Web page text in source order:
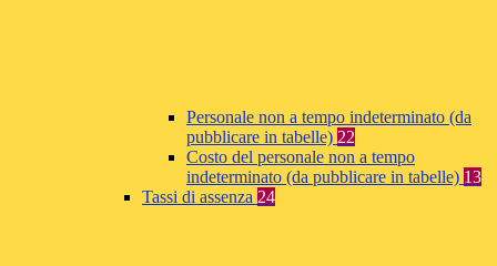
Personale non a tempo indeterminato (da
pubblicare in tabelle) 22
Costo del personale non a tempo
indeterminato (da pubblicare in tabelle) 13
Tassi di assenza 24